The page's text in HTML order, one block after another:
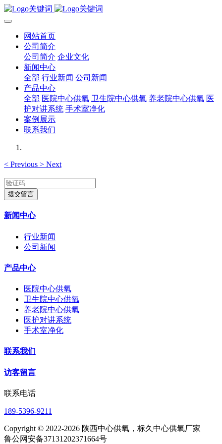
网站首页
公司简介
公司简介 企业文化
新闻中心
全部 行业新闻 公司新闻
产品中心
全部 医院中心供氧 卫生院中心供氧 养老院中心供氧 医
护对讲系统 手术室净化
案例展示
联系我们
< Previous > Next
提交留言
新闻中心
行业新闻
公司新闻
产品中心
医院中心供氧
卫生院中心供氧
养老院中心供氧
医护对讲系统
手术室净化
联系我们
访客留言
联系电话
189-5396-9211
Copyright © 2022-2026 陕西中心供氧，标久中心供氧厂家
鲁公网安备37131202371664号